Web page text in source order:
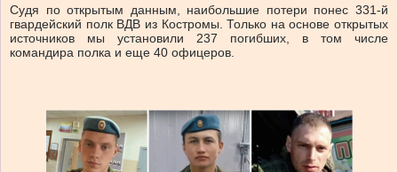
Судя по открытым данным, наибольшие потери понес 331-й
гвардейский полк ВДВ из Костромы. Только на основе открытых
источников мы установили 237 погибших, в том числе
командира полка и еще 40 офицеров.